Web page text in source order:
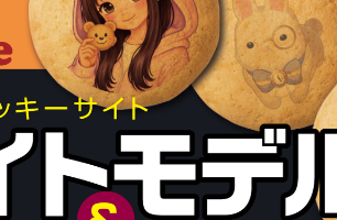
催（ホログラムカード制作・PRイベント）
催（缶バッジ制作・PRイベント）